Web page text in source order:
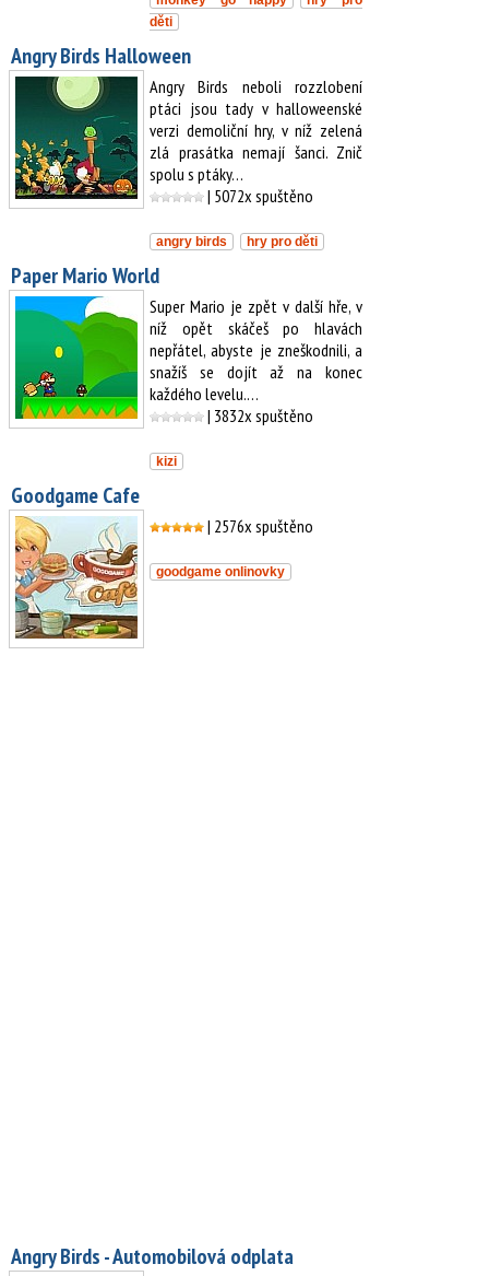
děti
Angry Birds Halloween
Angry Birds neboli rozzlobení
ptáci jsou tady v halloweenské
verzi demoliční hry, v níž zelená
zlá prasátka nemají šanci. Znič
spolu s ptáky…
| 5072x spuštěno
angry birds hry pro děti
Paper Mario World
Super Mario je zpět v další hře, v
níž opět skáčeš po hlavách
nepřátel, abyste je zneškodnili, a
snažíš se dojít až na konec
každého levelu.…
| 3832x spuštěno
kizi
Goodgame Cafe
| 2576x spuštěno
goodgame onlinovky
Angry Birds - Automobilová odplata